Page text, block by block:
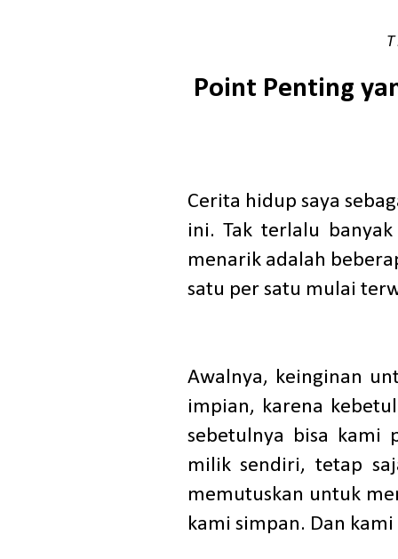
Point Penting
Cerita hidup saya
ini. Tak terlalu
menarik adalah
satu per satu mulai
Awalnya, keinginan
impian, karena
sebetulnya bisa kami
milik sendiri, tetap
memutuskan untuk
kami simpan. Dan